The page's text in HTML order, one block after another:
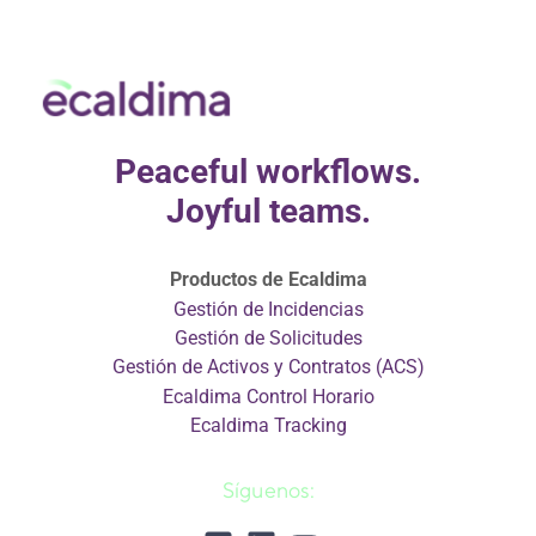
Peaceful workflows.
Joyful teams.
Productos de Ecaldima
Gestión de Incidencias
Gestión de Solicitudes
Gestión de Activos y Contratos (ACS)
Ecaldima Control Horario
Ecaldima Tracking
Síguenos: